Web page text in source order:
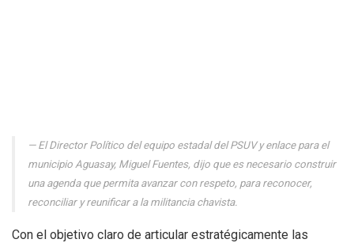
El Director Político del equipo estadal del PSUV y enlace para el
municipio Aguasay, Miguel Fuentes, dijo que es necesario construir
una agenda que permita avanzar con respeto, para reconocer,
reconciliar y reunificar a la militancia chavista.
Con el objetivo claro de articular estratégicamente las